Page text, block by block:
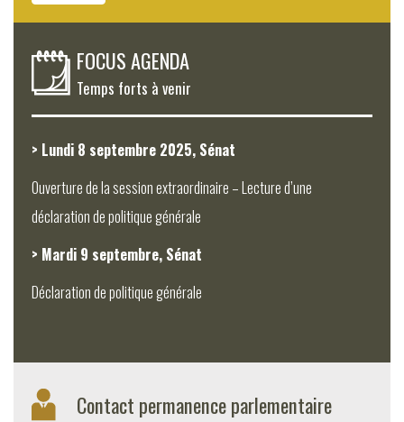
FOCUS AGENDA
Temps forts à venir
> Lundi 8 septembre 2025, Sénat
Ouverture de la session extraordinaire – Lecture d’une
déclaration de politique générale
> Mardi 9 septembre, Sénat
Déclaration de politique générale
Contact permanence parlementaire